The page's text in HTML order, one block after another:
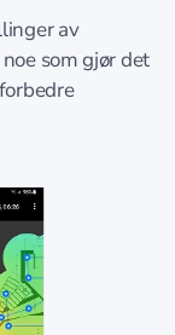
av
noe som gjør det